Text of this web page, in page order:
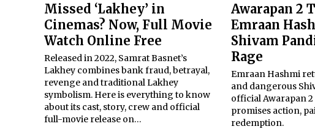
Missed ‘Lakhey’ in
Cinemas? Now, Full Movie
Watch Online Free
Released in 2022, Samrat Basnet’s
Lakhey combines bank fraud, betrayal,
revenge and traditional Lakhey
symbolism. Here is everything to know
about its cast, story, crew and official
full-movie release on…
Awarapan 2
Emraan
Shivam
Rage
Emraan Hashmi
and dangerous
official Awarapan
promises action,
redemption.